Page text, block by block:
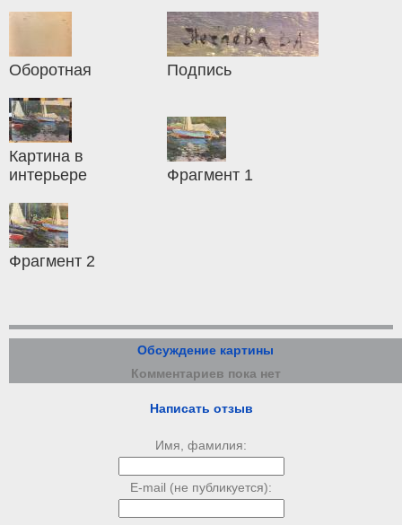
Оборотная Подпись
Картина в
интерьере
Фрагмент 1
Фрагмент 2
Обсуждение картины
Комментариев пока нет
Написать отзыв
Имя, фамилия:
E-mail (не публикуется):